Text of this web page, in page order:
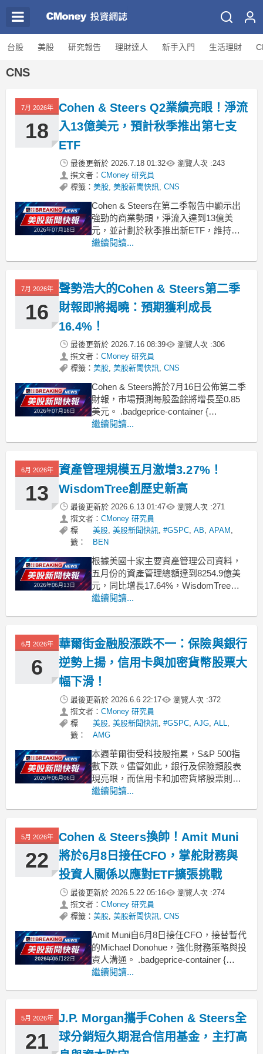
台股 美股 研究報告 理財達人 新手入門 生活理財
CNS
7月 2026年
18
Cohen & Steers Q2業績亮眼！淨流
入13億美元，預計秋季推出第七支
ETF
最後更新於 2026.7.18 01:32 瀏覽人次 :243
撰文者： CMoney 研究員
標籤： 美股, 美股新聞快訊, CNS
Cohen & Steers在第二季報告中顯示出
強勁的商業勢頭，淨流入達到13億美
元，並計劃於秋季推出新ETF，維持
40%的薪酬目標。 .badgeprice-container
display: flex !important;
繼續閱讀...
7月 2026年
16
聲勢浩大的Cohen & Steers第二季
財報即將揭曉：預期獲利成長
16.4%！
最後更新於 2026.7.16 08:39 瀏覽人次 :306
撰文者： CMoney 研究員
標籤： 美股, 美股新聞快訊, CNS
Cohen & Steers將於7月16日公佈第二季
財報，市場預測每股盈餘將增長至0.85
美元。 .badgeprice-container {
display: flex !important;
fl
繼續閱讀...
6月 2026年
13
資產管理規模五月激增3.27%！
WisdomTree創歷史新高
最後更新於 2026.6.13 01:47 瀏覽人次 :271
撰文者： CMoney 研究員
標
籤：
美股, 美股新聞快訊, #GSPC, AB, APAM ,
BEN
根據美國十家主要資產管理公司資料，
五月份的資產管理總額達到8254.9億美
元，同比增長17.64%，WisdomTree表
現最為亮眼。 .badgeprice-container {
gap: 1rem !imp
繼續閱讀...
6月 2026年
6
華爾街金融股漲跌不一：保險與銀行
逆勢上揚，信用卡與加密貨幣股票大
幅下滑！
最後更新於 2026.6.6 22:17 瀏覽人次 :372
撰文者： CMoney 研究員
標
籤：
美股,美股新聞快訊,#GSPC,AJG,ALL,
AMG
本週華爾街受科技股拖累，S&P 500指
數下跌。儘管如此，銀行及保險類股表
現亮眼，而信用卡和加密貨幣股票則遭
遇重挫。 .badgeprice-container {
gap: 1rem !important;
繼續閱讀...
5月 2026年
22
Cohen & Steers換帥！Amit Muni
將於6月8日接任CFO，掌舵財務與
投資人關係以應對ETF擴張挑戰
最後更新於 2026.5.22 05:16 瀏覽人次 :274
撰文者： CMoney 研究員
標籤： 美股, 美股新聞快訊, CNS
Amit Muni自6月8日接任CFO，接替暫代
的Michael Donohue，強化財務策略與投
資人溝通。 .badgeprice-container {
display: flex !important;
繼續閱讀...
5月 2026年
21
J.P. Morgan攜手Cohen & Steers全
球分銷短久期混合信用基金，主打高